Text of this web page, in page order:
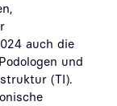
auch die
und
(TI).